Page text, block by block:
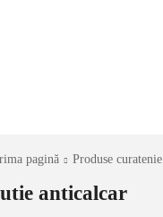
pagină Produse curatenie
anticalcar